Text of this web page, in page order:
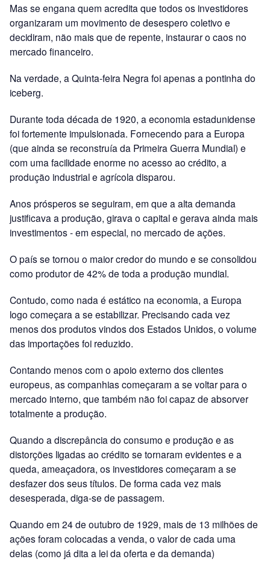
Mas se engana quem acredita que todos os investidores
organizaram um movimento de desespero coletivo e
decidiram, não mais que de repente, instaurar o caos no
mercado financeiro.
Na verdade, a Quinta-feira Negra foi apenas a pontinha do
iceberg.
Durante toda década de 1920, a economia estadunidense
foi fortemente impulsionada. Fornecendo para a Europa
(que ainda se reconstruía da Primeira Guerra Mundial) e
com uma facilidade enorme no acesso ao crédito, a
produção industrial e agrícola disparou.
Anos prósperos se seguiram, em que a alta demanda
justificava a produção, girava o capital e gerava ainda mais
investimentos - em especial, no mercado de ações.
O país se tornou o maior credor do mundo e se consolidou
como produtor de 42% de toda a produção mundial.
Contudo, como nada é estático na economia, a Europa
logo começara a se estabilizar. Precisando cada vez
menos dos produtos vindos dos Estados Unidos, o volume
das importações foi reduzido.
Contando menos com o apoio externo dos clientes
europeus, as companhias começaram a se voltar para o
mercado interno, que também não foi capaz de absorver
totalmente a produção.
Quando a discrepância do consumo e produção e as
distorções ligadas ao crédito se tornaram evidentes e a
queda, ameaçadora, os investidores começaram a se
desfazer dos seus títulos. De forma cada vez mais
desesperada, diga-se de passagem.
Quando em 24 de outubro de 1929, mais de 13 milhões de
ações foram colocadas a venda, o valor de cada uma
delas (como já dita a lei da oferta e da demanda)